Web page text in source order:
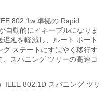
802.1w 準拠の Rapid
自動的にイネーブルになりま
延を軽減し、ルート ポート
ステートにすばやく移行す
スパニング ツリーの高速コ
IEEE 802.1D スパニング ツリ